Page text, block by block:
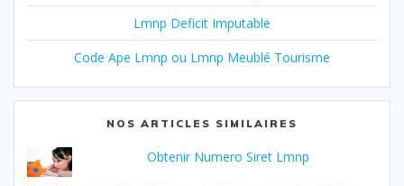
Lmnp Deficit Imputable
Code Ape Lmnp ou Lmnp Meublé Tourisme
NOS ARTICLES SIMILAIRES
Obtenir Numero Siret Lmnp